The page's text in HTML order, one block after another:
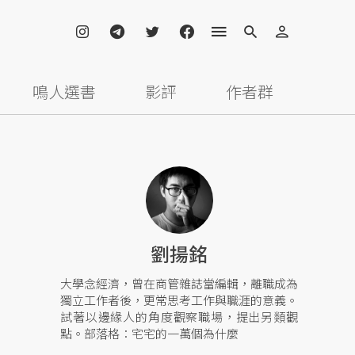
鳴人選書 影評 作者群
劉揚銘
大學念經濟，曾在商管雜誌當編輯，離職成為
獨立工作者後，更常思考工作與職涯的意義。
試著以邊緣人的角度觀察職場，提出另類觀
點。部落格：宅宅的一萬個為什麼